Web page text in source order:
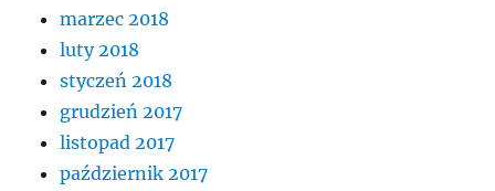
marzec 2018
luty 2018
styczeń 2018
grudzień 2017
listopad 2017
październik 2017